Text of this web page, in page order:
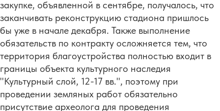
закупке, объявленной в сентябре, получалось, что
заканчивать реконструкцию стадиона пришлось
бы уже в начале декабря. Также выполнение
обязательств по контракту осложняется тем, что
территория благоустройства полностью входит в
границы объекта культурного наследия
"Культурный слой, 12-17 вв.", поэтому при
проведении земляных работ обязательно
присутствие археолога для проведения